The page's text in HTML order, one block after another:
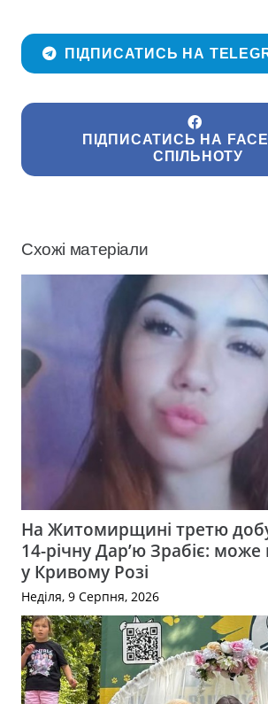
ПІДПИСАТИСЬ НА
ПІДПИСАТИСЬ НА
СПІЛЬНОТУ
Схожі матеріали
На Житомирщині третю
14-річну Дар’ю Зрабіє:
у Кривому Розі
Неділя, 9 Серпня, 2026